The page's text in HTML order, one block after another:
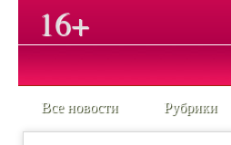
16+
Все новости Рубрики